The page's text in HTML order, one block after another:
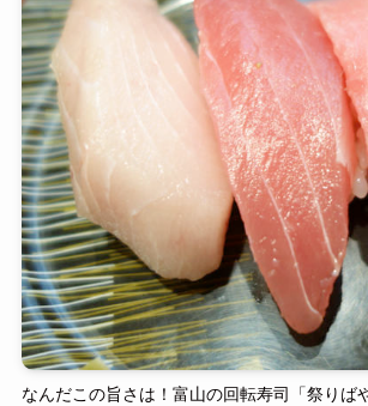
なんだこの旨さは！富山の回転寿司「祭りば